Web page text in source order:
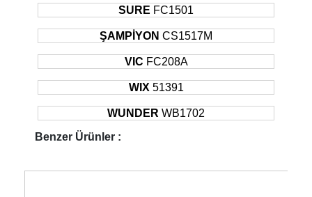
SURE FC1501
ŞAMPİYON CS1517M
VIC FC208A
WIX 51391
WUNDER WB1702
Benzer Ürünler :